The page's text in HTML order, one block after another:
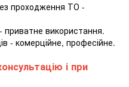
проходження ТО -
приватне використання.
- комерційне, професійне.
і при